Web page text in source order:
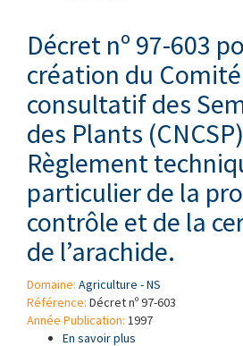
Décret nº 97-603
création du
consultatif des
des Plants
Règlement
particulier de la
contrôle et de la
de l’arachide.
Domaine: Agriculture - NS
Référence: Décret nº 97-603
Année Publication: 1997
En savoir plus